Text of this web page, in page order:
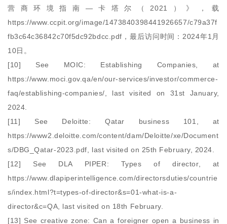
营商环境指南—卡塔尔（2021）》，载
https://www.ccpit.org/image/1473840398441926657/c79a37f
fb3c64c36842c70f5dc92bdcc.pdf，最后访问时间：2024年1月
10日。
[10] See MOIC: Establishing Companies, at
https://www.moci.gov.qa/en/our-services/investor/commerce-
faq/establishing-companies/, last visited on 31st January,
2024.
[11] See Deloitte: Qatar business 101, at
https://www2.deloitte.com/content/dam/Deloitte/xe/Document
s/DBG_Qatar-2023.pdf, last visited on 25th February, 2024.
[12] See DLA PIPER: Types of director, at
https://www.dlapiperintelligence.com/directorsduties/countrie
s/index.html?t=types-of-director&s=01-what-is-a-
director&c=QA, last visited on 18th February.
[13] See creative zone: Can a foreigner open a business in